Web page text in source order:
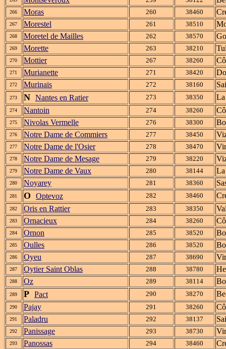
266 Moras 260 38460
267 Morestel 261 38510
268 Moretel de Mailles 262 38570
269 Morette 263 38210
270 Mottier 267 38260
271 Murianette 271 38420
272 Murinais 272 38160
273 N Nantes en Ratier 273 38350
274 Nantoin 274 38260
275 Nivolas Vermelle 276 38300
276 Notre Dame de Commiers 277 38450
277 Notre Dame de l'Osier 278 38470
278 Notre Dame de Mesage 279 38220
279 Notre Dame de Vaux 280 38144
280 Noyarey 281 38360
281 O Optevoz 282 38460
282 Oris en Rattier 283 38350
283 Ornacieux 284 38260
284 Ornon 285 38520
285 Oulles 286 38520
286 Oyeu 287 38690
287 Oytier Saint Oblas 288 38780
288 Oz 289 38114
289 P Pact 290 38270
290 Pajay 291 38260
291 Paladru 292 38137
292 Panissage 293 38730
293 Panossas 294 38460